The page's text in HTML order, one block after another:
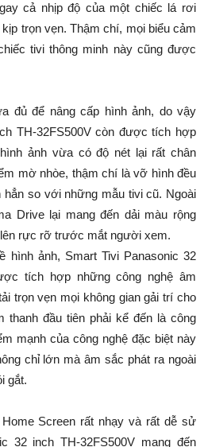
cả nhịp độ của một chiếc lá rơi
trọn vẹn. Thậm chí, mọi biểu cảm
tivi thông minh này cũng được
đủ để nâng cấp hình ảnh, do vậy
TH-32FS500V còn được tích hợp
ảnh vừa có độ nét lại rất chân
mờ nhòe, thậm chí là vỡ hình đều
so với những mẫu tivi cũ. Ngoài
Drive lại mang đến dải màu rộng
rực rỡ trước mắt người xem.
hình ảnh, Smart Tivi Panasonic 32
tích hợp những công nghệ âm
trọn vẹn mọi không gian gải trí cho
thanh đầu tiên phải kể đến là công
mạnh của công nghệ đặc biệt này
chỉ lớn mà âm sắc phát ra ngoài
gắt.
Screen rất nhạy và rất dễ sử
32 inch TH-32FS500V mang đến